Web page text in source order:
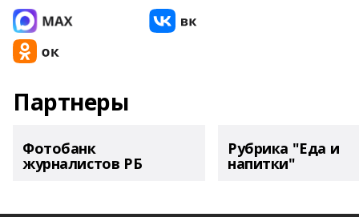
Партнеры
Фотобанк
журналистов РБ
Рубрика "Еда и
напитки"